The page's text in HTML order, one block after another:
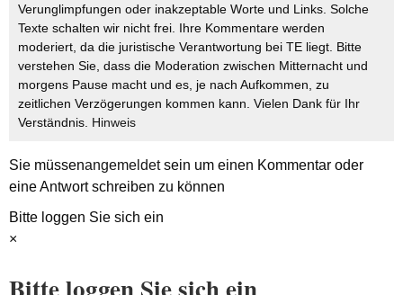
Verunglimpfungen oder inakzeptable Worte und Links. Solche
Texte schalten wir nicht frei. Ihre Kommentare werden
moderiert, da die juristische Verantwortung bei TE liegt. Bitte
verstehen Sie, dass die Moderation zwischen Mitternacht und
morgens Pause macht und es, je nach Aufkommen, zu
zeitlichen Verzögerungen kommen kann. Vielen Dank für Ihr
Verständnis. Hinweis
Sie müssenangemeldetsein um einen Kommentar oder
eine Antwort schreiben zu können
Bitte loggen Sie sich ein
×
Bitte loggen Sie sich ein